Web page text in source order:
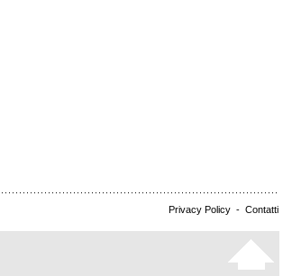
Privacy Policy - Contatti